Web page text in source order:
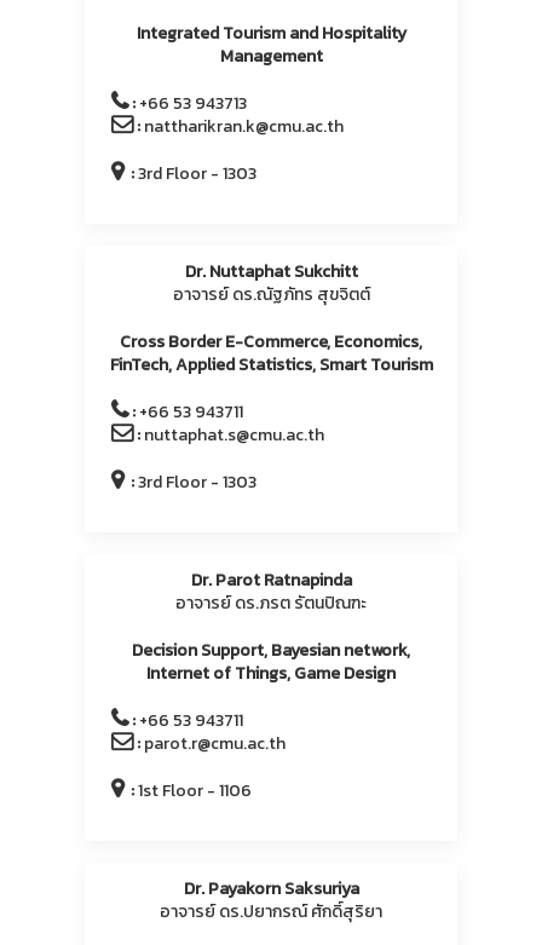
Integrated Tourism and Hospitality
Management
:+66 53 943713
:nattharikran.k@cmu.ac.th
:3rd Floor - 1303
Dr. Nuttaphat Sukchitt
อาจารย์ ดร.ณัฐภัทร สุขจิตต์
Cross Border E-Commerce, Economics,
FinTech, Applied Statistics, Smart Tourism
:+66 53 943711
:nuttaphat.s@cmu.ac.th
:3rd Floor - 1303
Dr. Parot Ratnapinda
อาจารย์ ดร.ภรต รัตนปิณฑะ
Decision Support, Bayesian network,
Internet of Things, Game Design
:+66 53 943711
:parot.r@cmu.ac.th
:1st Floor - 1106
Dr. Payakorn Saksuriya
อาจารย์ ดร.ปยากรณ์ ศักดิ์สุริยา